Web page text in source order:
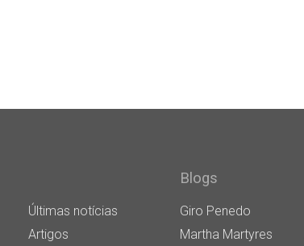
Últimas notícias
Artigos
Blogs
Giro Penedo
Martha Martyres